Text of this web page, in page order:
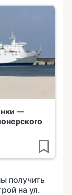
—
получить
на ул.